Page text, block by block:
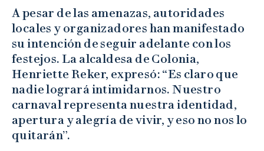
A pesar de las amenazas, autoridades
locales y organizadores han manifestado
su intención de seguir adelante con los
festejos. La alcaldesa de Colonia,
Henriette Reker, expresó: “Es claro que
nadie logrará intimidarnos. Nuestro
carnaval representa nuestra identidad,
apertura y alegría de vivir, y eso no nos lo
quitarán”.